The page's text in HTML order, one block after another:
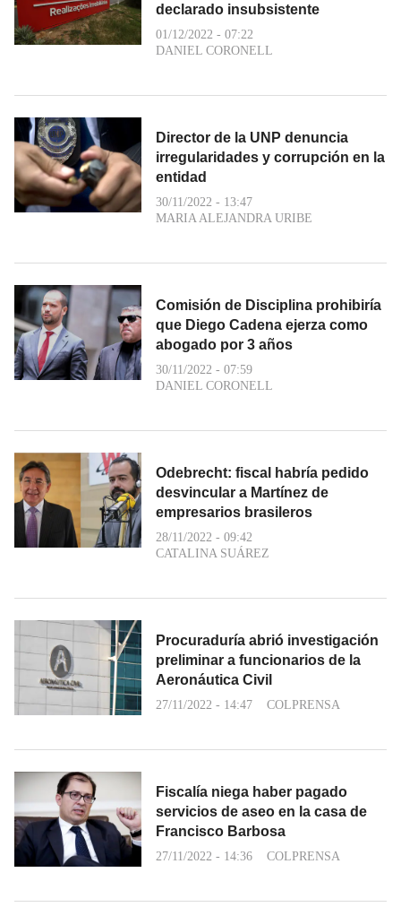
declarado insubsistente
01/12/2022 - 07:22
DANIEL CORONELL
Director de la UNP denuncia
irregularidades y corrupción en la
entidad
30/11/2022 - 13:47
MARIA ALEJANDRA URIBE
Comisión de Disciplina prohibiría
que Diego Cadena ejerza como
abogado por 3 años
30/11/2022 - 07:59
DANIEL CORONELL
Odebrecht: fiscal habría pedido
desvincular a Martínez de
empresarios brasileros
28/11/2022 - 09:42
CATALINA SUÁREZ
Procuraduría abrió investigación
preliminar a funcionarios de la
Aeronáutica Civil
27/11/2022 - 14:47 COLPRENSA
Fiscalía niega haber pagado
servicios de aseo en la casa de
Francisco Barbosa
27/11/2022 - 14:36 COLPRENSA